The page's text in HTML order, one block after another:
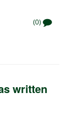
(0)
written